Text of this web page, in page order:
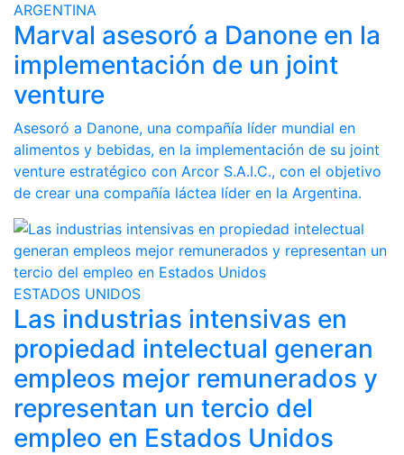
ARGENTINA
Marval asesoró a Danone en la
implementación de un joint
venture
Asesoró a Danone, una compañía líder mundial en
alimentos y bebidas, en la implementación de su joint
venture estratégico con Arcor S.A.I.C., con el objetivo
de crear una compañía láctea líder en la Argentina.
ESTADOS UNIDOS
Las industrias intensivas en
propiedad intelectual generan
empleos mejor remunerados y
representan un tercio del
empleo en Estados Unidos